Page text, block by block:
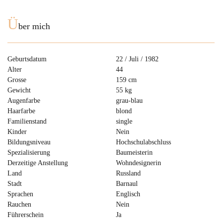
Über mich
Geburtsdatum
22 / Juli / 1982
Alter
44
Grosse
159 cm
Gewicht
55 kg
Augenfarbe
grau-blau
Haarfarbe
blond
Familienstand
single
Kinder
Nein
Bildungsniveau
Hochschulabschluss
Spezialisierung
Baumeisterin
Derzeitige Anstellung
Wohndesignerin
Land
Russland
Stadt
Barnaul
Sprachen
Englisch
Rauchen
Nein
Führerschein
Ja